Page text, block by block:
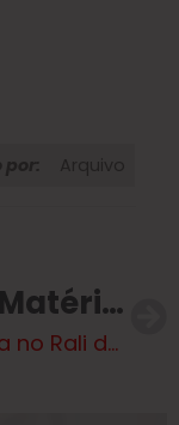
Mais Matérias
Tragédia no Rali de Córdoba(ar)